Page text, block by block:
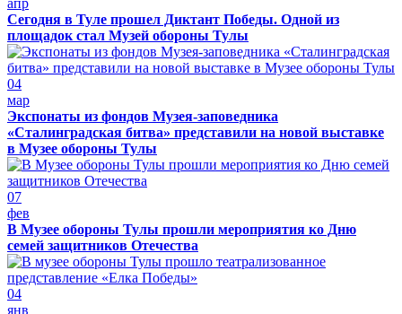
Сегодня в Туле прошел Диктант Победы. Одной из
площадок стал Музей обороны Тулы
04
мар
Экспонаты из фондов Музея-заповедника
«Сталинградская битва» представили на новой выставке
в Музее обороны Тулы
07
фев
В Музее обороны Тулы прошли мероприятия ко Дню
семей защитников Отечества
04
янв